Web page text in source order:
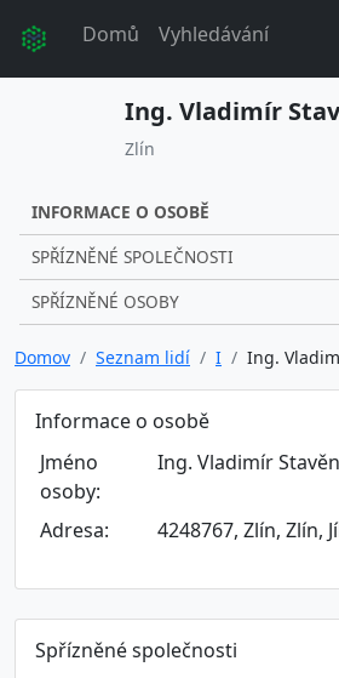
Domů Vyhledávání
Ing. Vladimír
Zlín
INFORMACE O OSOBĚ
SPŘÍZNĚNÉ SPOLEČNOSTI
SPŘÍZNĚNÉ OSOBY
Domov Seznam lidí I Ing.
Informace o osobě
Jméno
osoby:
Ing. Vladimír
Adresa: 4248767, Zlín, Zlín,
Spřízněné společnosti